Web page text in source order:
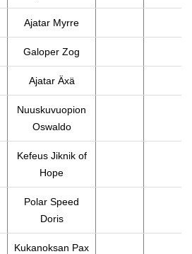
Ajatar Myrre
Galoper Zog
Ajatar Äxä
Nuuskuvuopion
Oswaldo
Kefeus Jiknik of
Hope
Polar Speed
Doris
Kukanoksan Pax